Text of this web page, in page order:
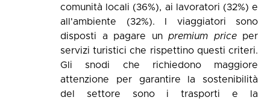
comunità locali (36%), ai lavoratori (32%) e
all'ambiente (32%). I viaggiatori sono
disposti a pagare un premium priceper
servizi turistici che rispettino questi criteri.
Gli snodi che richiedono maggiore
attenzione per garantire la sostenibilità
del settore sono i trasporti e la